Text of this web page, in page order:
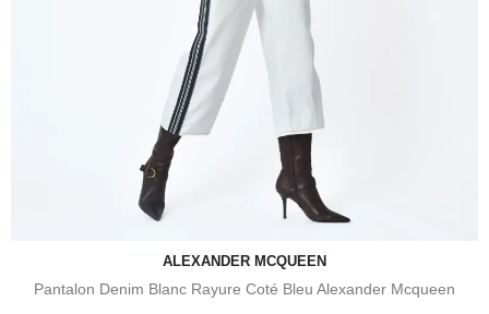
ALEXANDER MCQUEEN
Pantalon Denim Blanc Rayure Coté Bleu Alexander Mcqueen